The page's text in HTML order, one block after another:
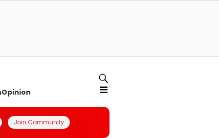
Opinion
Join Community